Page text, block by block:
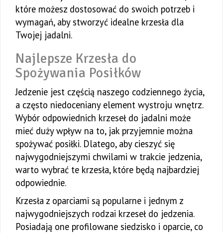
które możesz dostosować do swoich potrzeb i
wymagań, aby stworzyć idealne krzesła dla
Twojej jadalni.
Najlepsze Krzesła do
Spożywania Posiłków
Jedzenie jest częścią naszego codziennego życia,
a często niedoceniany element wystroju wnętrz.
Wybór odpowiednich krzeseł do jadalni może
mieć duży wpływ na to, jak przyjemnie można
spożywać posiłki. Dlatego, aby cieszyć się
najwygodniejszymi chwilami w trakcie jedzenia,
warto wybrać te krzesła, które będą najbardziej
odpowiednie.
Krzesła z oparciami są popularne i jednym z
najwygodniejszych rodzai krzeseł do jedzenia.
Posiadają one profilowane siedzisko i oparcie, co